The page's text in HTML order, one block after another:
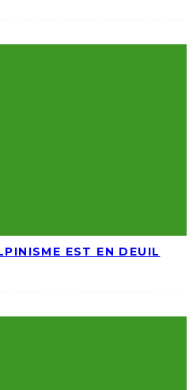
EST EN DEUIL